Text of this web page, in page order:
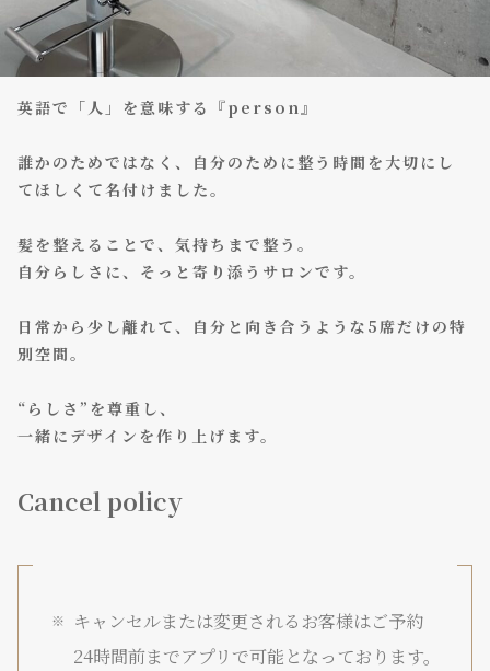
英語で「人」を意味する『person』
誰かのためではなく、自分のために整う時間を大切にし
てほしくて名付けました。
髪を整えることで、気持ちまで整う。
自分らしさに、そっと寄り添うサロンです。
日常から少し離れて、自分と向き合うような5席だけの特
別空間。
“らしさ”を尊重し、
一緒にデザインを作り上げます。
Cancel policy
キャンセルまたは変更されるお客様はご予約
24時間前までアプリで可能となっております。